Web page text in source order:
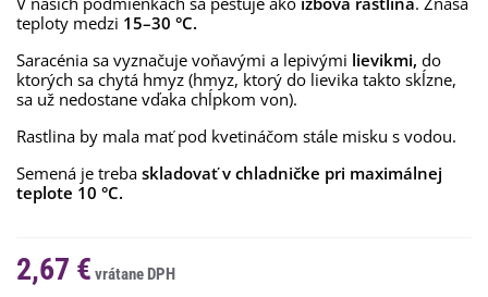
teploty medzi 15–30 °C.
Saracénia sa vyznačuje voňavými a lepivými lievikmi, do
ktorých sa chytá hmyz (hmyz, ktorý do lievika takto skĺzne,
sa už nedostane vďaka chĺpkom von).
Rastlina by mala mať pod kvetináčom stále misku s vodou.
Semená je treba skladovať v chladničke pri maximálnej
teplote 10 °C.
2,67 €